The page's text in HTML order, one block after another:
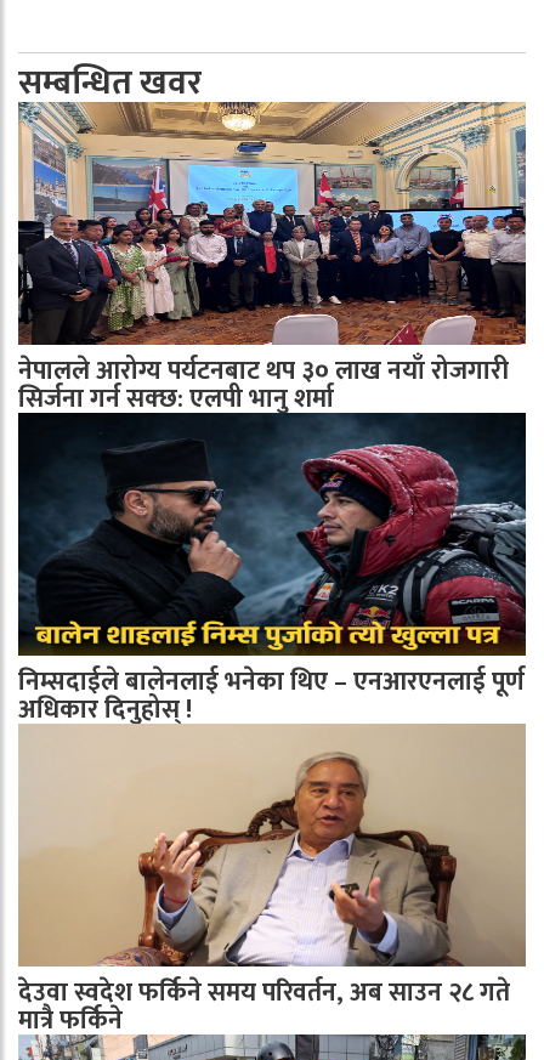
सम्बन्धित खवर
नेपालले आरोग्य पर्यटनबाट थप ३० लाख नयाँ रोजगारी
सिर्जना गर्न सक्छ: एलपी भानु शर्मा
निम्सदाईले बालेनलाई भनेका थिए – एनआरएनलाई पूर्ण
अधिकार दिनुहोस् !
देउवा स्वदेश फर्किने समय परिवर्तन, अब साउन २८ गते
मात्रै फर्किने